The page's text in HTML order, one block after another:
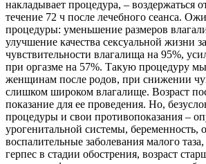
накладывает процедура, – воздержаться
течение 72 ч после лечебного сеанса.
процедуры: уменьшение размеров
улучшение качества сексуальной жизни
чувствительности влагалища на 95%,
при оргазме на 57%. Такую процедуру
женщинам после родов, при снижении
слишком широком влагалище. Возраст
показание для ее проведения. Но,
процедуры и свои противопоказания –
урогенитальной системы, беременность,
воспалительные заболевания малого
герпес в стадии обострения, возраст